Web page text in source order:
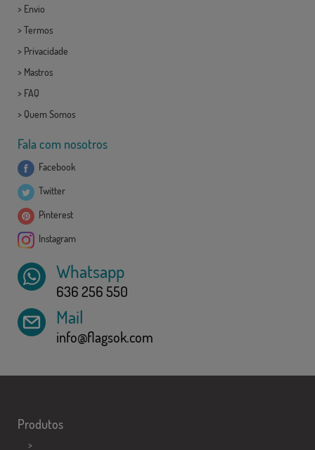
> Envio
> Termos
> Privacidade
> Mastros
> FAQ
> Quem Somos
Fala com nosotros
Facebook
Twitter
Pinterest
Instagram
Whatsapp
636 256 550
Mail
info@flagsok.com
Produtos
>